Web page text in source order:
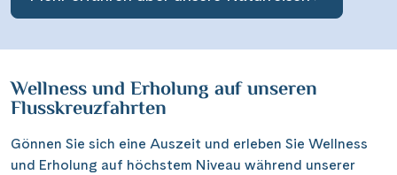
Wellness und Erholung auf unseren
Flusskreuzfahrten
Gönnen Sie sich eine Auszeit und erleben Sie Wellness
und Erholung auf höchstem Niveau während unserer
Suchen & Buchen